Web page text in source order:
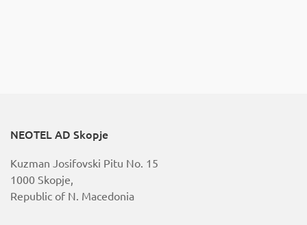
NEOTEL AD Skopje
Kuzman Josifovski Pitu No. 15
1000 Skopje,
Republic of N. Macedonia